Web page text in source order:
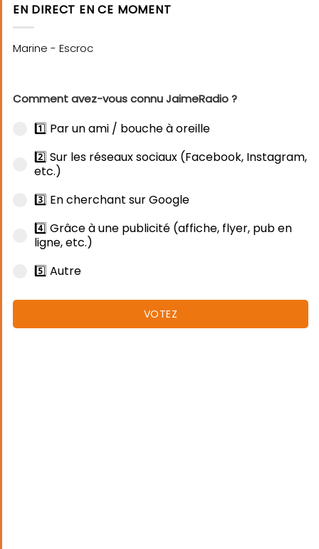
EN DIRECT EN CE MOMENT
Comment avez-vous connu JaimeRadio ?
1️⃣ Par un ami / bouche à oreille
2️⃣ Sur les réseaux sociaux (Facebook, Instagram,
etc.)
3️⃣ En cherchant sur Google
4️⃣ Grâce à une publicité (affiche, flyer, pub en
ligne, etc.)
5️⃣ Autre
VOTEZ